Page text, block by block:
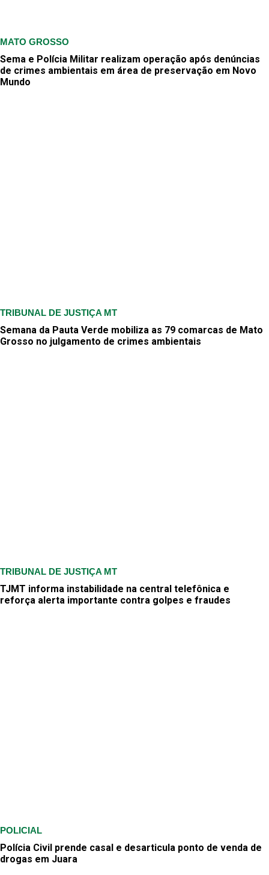
MATO GROSSO
Sema e Polícia Militar realizam operação após denúncias
de crimes ambientais em área de preservação em Novo
Mundo
TRIBUNAL DE JUSTIÇA MT
Semana da Pauta Verde mobiliza as 79 comarcas de Mato
Grosso no julgamento de crimes ambientais
TRIBUNAL DE JUSTIÇA MT
TJMT informa instabilidade na central telefônica e
reforça alerta importante contra golpes e fraudes
POLICIAL
Polícia Civil prende casal e desarticula ponto de venda de
drogas em Juara